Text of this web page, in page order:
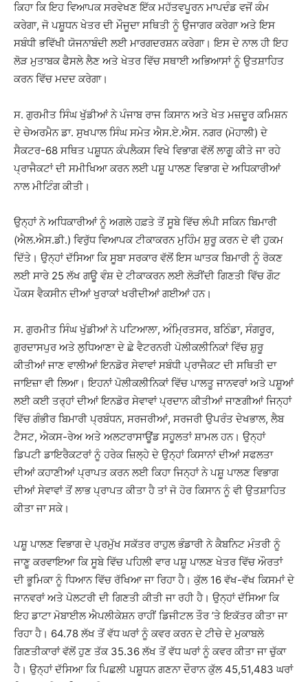
ਕਿਹਾ ਕਿ ਇਹ ਵਿਆਪਕ ਸਰਵੇਖਣ ਇੱਕ ਮਹੱਤਵਪੂਰਨ ਮਾਪਦੰਡ ਵਜੋਂ ਕੰਮ
ਕਰੇਗਾ, ਜੋ ਪਸ਼ੂਧਨ ਖੇਤਰ ਦੀ ਮੌਜੂਦਾ ਸਥਿਤੀ ਨੂੰ ਉਜਾਗਰ ਕਰੇਗਾ ਅਤੇ ਇਸ
ਸਬੰਧੀ ਭਵਿੱਖੀ ਯੋਜਨਾਬੰਦੀ ਲਈ ਮਾਰਗਦਰਸ਼ਨ ਕਰੇਗਾ। ਇਸ ਦੇ ਨਾਲ ਹੀ ਇਹ
ਲੋੜ ਮੁਤਾਬਕ ਫੈਸਲੇ ਲੈਣ ਅਤੇ ਖੇਤਰ ਵਿੱਚ ਸਥਾਈ ਅਭਿਆਸਾਂ ਨੂੰ ਉਤਸ਼ਾਹਿਤ
ਕਰਨ ਵਿੱਚ ਮਦਦ ਕਰੇਗਾ।
ਸ. ਗੁਰਮੀਤ ਸਿੰਘ ਖੁੱਡੀਆਂ ਨੇ ਪੰਜਾਬ ਰਾਜ ਕਿਸਾਨ ਅਤੇ ਖੇਤ ਮਜ਼ਦੂਰ ਕਮਿਸ਼ਨ
ਦੇ ਚੇਅਰਮੈਨ ਡਾ. ਸੁਖਪਾਲ ਸਿੰਘ ਸਮੇਤ ਐਸ.ਏ.ਐਸ. ਨਗਰ (ਮੋਹਾਲੀ) ਦੇ
ਸੈਕਟਰ-68 ਸਥਿਤ ਪਸ਼ੂਧਨ ਕੰਪਲੈਕਸ ਵਿਖੇ ਵਿਭਾਗ ਵੱਲੋਂ ਲਾਗੂ ਕੀਤੇ ਜਾ ਰਹੇ
ਪ੍ਰਾਜੈਕਟਾਂ ਦੀ ਸਮੀਖਿਆ ਕਰਨ ਲਈ ਪਸ਼ੂ ਪਾਲਣ ਵਿਭਾਗ ਦੇ ਅਧਿਕਾਰੀਆਂ
ਨਾਲ ਮੀਟਿੰਗ ਕੀਤੀ।
ਉਨ੍ਹਾਂ ਨੇ ਅਧਿਕਾਰੀਆਂ ਨੂੰ ਅਗਲੇ ਹਫ਼ਤੇ ਤੋਂ ਸੂਬੇ ਵਿੱਚ ਲੰਪੀ ਸਕਿਨ ਬਿਮਾਰੀ
(ਐਲ.ਐਸ.ਡੀ.) ਵਿਰੁੱਧ ਵਿਆਪਕ ਟੀਕਾਕਰਨ ਮੁਹਿੰਮ ਸ਼ੁਰੂ ਕਰਨ ਦੇ ਵੀ ਹੁਕਮ
ਦਿੱਤੇ। ਉਨ੍ਹਾਂ ਦੱਸਿਆ ਕਿ ਸੂਬਾ ਸਰਕਾਰ ਵੱਲੋਂ ਇਸ ਘਾਤਕ ਬਿਮਾਰੀ ਨੂੰ ਰੋਕਣ
ਲਈ ਸਾਰੇ 25 ਲੱਖ ਗਊ ਵੰਸ਼ ਦੇ ਟੀਕਾਕਰਨ ਲਈ ਲੋੜੀਂਦੀ ਗਿਣਤੀ ਵਿੱਚ ਗੌਟ
ਪੌਕਸ ਵੈਕਸੀਨ ਦੀਆਂ ਖੁਰਾਕਾਂ ਖਰੀਦੀਆਂ ਗਈਆਂ ਹਨ।
ਸ. ਗੁਰਮੀਤ ਸਿੰਘ ਖੁੱਡੀਆਂ ਨੇ ਪਟਿਆਲਾ, ਅੰਮ੍ਰਿਤਸਰ, ਬਠਿੰਡਾ, ਸੰਗਰੂਰ,
ਗੁਰਦਾਸਪੁਰ ਅਤੇ ਲੁਧਿਆਣਾ ਦੇ ਛੇ ਵੈਟਰਨਰੀ ਪੋਲੀਕਲੀਨਿਕਾਂ ਵਿੱਚ ਸ਼ੁਰੂ
ਕੀਤੀਆਂ ਜਾਣ ਵਾਲੀਆਂ ਇਨਡੋਰ ਸੇਵਾਵਾਂ ਸਬੰਧੀ ਪ੍ਰਾਜੈਕਟ ਦੀ ਸਥਿਤੀ ਦਾ
ਜਾਇਜ਼ਾ ਵੀ ਲਿਆ। ਇਹਨਾਂ ਪੋਲੀਕਲੀਨਿਕਾਂ ਵਿੱਚ ਪਾਲਤੂ ਜਾਨਵਰਾਂ ਅਤੇ ਪਸ਼ੂਆਂ
ਲਈ ਕਈ ਤਰ੍ਹਾਂ ਦੀਆਂ ਇਨਡੋਰ ਸੇਵਾਵਾਂ ਪ੍ਰਦਾਨ ਕੀਤੀਆਂ ਜਾਣਗੀਆਂ ਜਿਨ੍ਹਾਂ
ਵਿੱਚ ਗੰਭੀਰ ਬਿਮਾਰੀ ਪ੍ਰਬੰਧਨ, ਸਰਜਰੀਆਂ, ਸਰਜਰੀ ਉਪਰੰਤ ਦੇਖਭਾਲ, ਲੈਬ
ਟੈਸਟ, ਐਕਸ-ਰੇਅ ਅਤੇ ਅਲਟਰਾਸਾਊਂਡ ਸਹੂਲਤਾਂ ਸ਼ਾਮਲ ਹਨ। ਉਨ੍ਹਾਂ
ਡਿਪਟੀ ਡਾਇਰੈਕਟਰਾਂ ਨੂੰ ਹਰੇਕ ਜ਼ਿਲ੍ਹੇ ਦੇ ਉਨ੍ਹਾਂ ਕਿਸਾਨਾਂ ਦੀਆਂ ਸਫਲਤਾ
ਦੀਆਂ ਕਹਾਣੀਆਂ ਪ੍ਰਾਪਤ ਕਰਨ ਲਈ ਕਿਹਾ ਜਿਨ੍ਹਾਂ ਨੇ ਪਸ਼ੂ ਪਾਲਣ ਵਿਭਾਗ
ਦੀਆਂ ਸੇਵਾਵਾਂ ਤੋਂ ਲਾਭ ਪ੍ਰਾਪਤ ਕੀਤਾ ਹੈ ਤਾਂ ਜੋ ਹੋਰ ਕਿਸਾਨ ਨੂੰ ਵੀ ਉਤਸ਼ਾਹਿਤ
ਕੀਤਾ ਜਾ ਸਕੇ।
ਪਸ਼ੂ ਪਾਲਣ ਵਿਭਾਗ ਦੇ ਪ੍ਰਮੁੱਖ ਸਕੱਤਰ ਰਾਹੁਲ ਭੰਡਾਰੀ ਨੇ ਕੈਬਨਿਟ ਮੰਤਰੀ ਨੂੰ
ਜਾਣੂ ਕਰਵਾਇਆ ਕਿ ਸੂਬੇ ਵਿੱਚ ਪਹਿਲੀ ਵਾਰ ਪਸ਼ੂ ਪਾਲਣ ਖੇਤਰ ਵਿੱਚ ਔਰਤਾਂ
ਦੀ ਭੂਮਿਕਾ ਨੂੰ ਧਿਆਨ ਵਿੱਚ ਰੱਖਿਆ ਜਾ ਰਿਹਾ ਹੈ। ਕੁੱਲ 16 ਵੱਖ-ਵੱਖ ਕਿਸਮਾਂ ਦੇ
ਜਾਨਵਰਾਂ ਅਤੇ ਪੋਲਟਰੀ ਦੀ ਗਿਣਤੀ ਕੀਤੀ ਜਾ ਰਹੀ ਹੈ। ਉਨ੍ਹਾਂ ਦੱਸਿਆ ਕਿ
ਇਹ ਡਾਟਾ ਮੋਬਾਈਲ ਐਪਲੀਕੇਸ਼ਨ ਰਾਹੀਂ ਡਿਜੀਟਲ ਤੌਰ ’ਤੇ ਇਕੱਤਰ ਕੀਤਾ ਜਾ
ਰਿਹਾ ਹੈ। 64.78 ਲੱਖ ਤੋਂ ਵੱਧ ਘਰਾਂ ਨੂੰ ਕਵਰ ਕਰਨ ਦੇ ਟੀਚੇ ਦੇ ਮੁਕਾਬਲੇ
ਗਿਣਤੀਕਾਰਾਂ ਵੱਲੋਂ ਹੁਣ ਤੱਕ 35.36 ਲੱਖ ਤੋਂ ਵੱਧ ਘਰਾਂ ਨੂੰ ਕਵਰ ਕੀਤਾ ਜਾ ਚੁੱਕਾ
ਹੈ। ਉਨ੍ਹਾਂ ਦੱਸਿਆ ਕਿ ਪਿਛਲੀ ਪਸ਼ੂਧਨ ਗਣਨਾ ਦੌਰਾਨ ਕੁੱਲ 45,51,483 ਘਰਾਂ